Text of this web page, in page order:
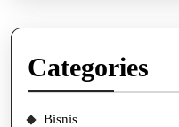
Categories
Bisnis